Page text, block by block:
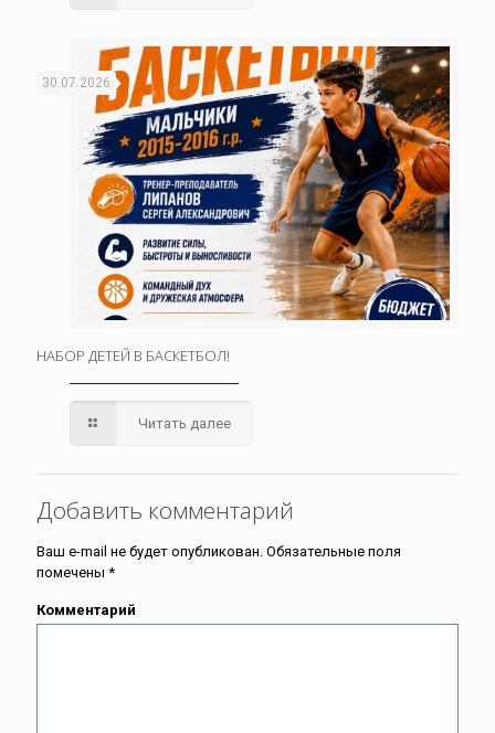
30.07.2026
НАБОР ДЕТЕЙ В БАСКЕТБОЛ!
Читать далее
Добавить комментарий
Ваш e-mail не будет опубликован. Обязательные поля
помечены *
Комментарий